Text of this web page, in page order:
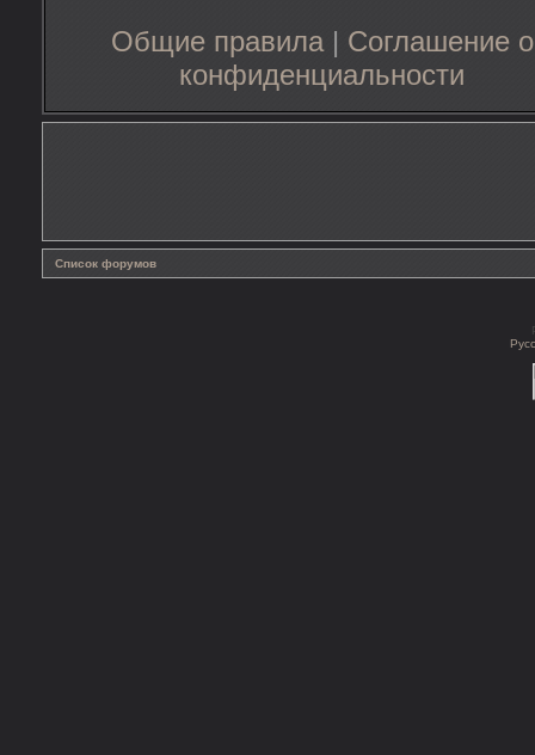
Общие правила| Соглашение о
конфиденциальности
Список форумов